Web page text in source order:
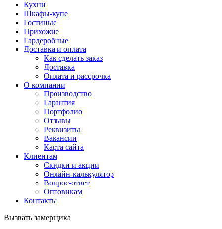
Кухни
Шкафы-купе
Гостиные
Прихожие
Гардеробные
Доставка и оплата
Как сделать заказ
Доставка
Оплата и рассрочка
О компании
Производство
Гарантия
Портфолио
Отзывы
Реквизиты
Вакансии
Карта сайта
Клиентам
Скидки и акции
Онлайн-калькулятор
Вопрос-ответ
Оптовикам
Контакты
Вызвать замерщика